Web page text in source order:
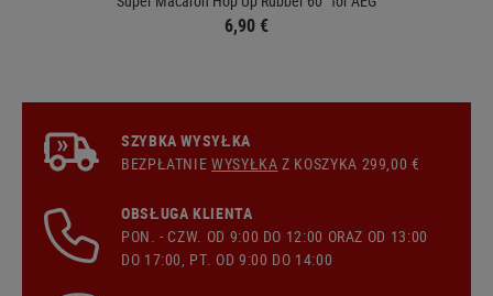
6,90 €
SZYBKA WYSYŁKA
BEZPŁATNIEWYSYŁKA Z KOSZYKA 299,00 €
OBSŁUGA KLIENTA
PON. - CZW. OD 9:00 DO 12:00 ORAZ OD 13:00
DO 17:00, PT. OD 9:00 DO 14:00